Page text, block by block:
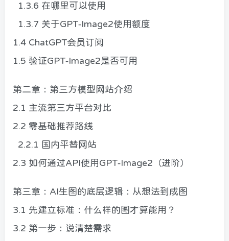
1.3.6 在哪里可以使用
1.3.7 关于GPT-Image2使用额度
1.4 ChatGPT会员订阅
1.5 验证GPT-Image2是否可用
第二章：第三方模型网站介绍
2.1 主流第三方平台对比
2.2 零基础推荐路线
2.2.1 国内平替网站
2.3 如何通过API使用GPT-Image2（进阶）
第三章：AI生图的底层逻辑：从想法到成图
3.1 先建立标准：什么样的图才算能用？
3.2 第一步：说清楚需求